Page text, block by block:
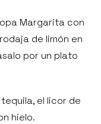
Margarita con
de limón en
por un plato
el licor de
hielo.